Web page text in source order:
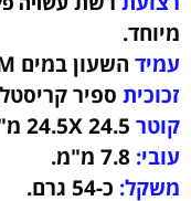
מיוחד.
עמיד השעון במים 3ATM.
זכוכית ספיר
קוטר 24.5X 24.5 מ"מ.
עובי: 7.8 מ"מ.
משקל: כ-54 גרם.